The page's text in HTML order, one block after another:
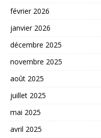
février 2026
janvier 2026
décembre 2025
novembre 2025
août 2025
juillet 2025
mai 2025
avril 2025